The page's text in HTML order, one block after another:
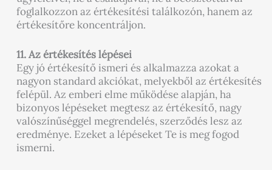
foglalkozzon az értékesítési találkozón, hanem az
értékesítőre koncentráljon.
11. Az értékesítés lépései
Egy jó értékesítő ismeri és alkalmazza azokat a
nagyon standard akciókat, melyekből az értékesítés
felépül. Az emberi elme működése alapján, ha
bizonyos lépéseket megtesz az értékesítő, nagy
valószínűséggel megrendelés, szerződés lesz az
eredménye. Ezeket a lépéseket Te is meg fogod
ismerni.